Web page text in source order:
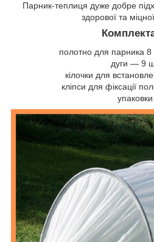
Парник-теплиця дуже добре
здорової та
полотно для парника
дуги — 9
кілочки для
кліпси для фіксації
упаковки.